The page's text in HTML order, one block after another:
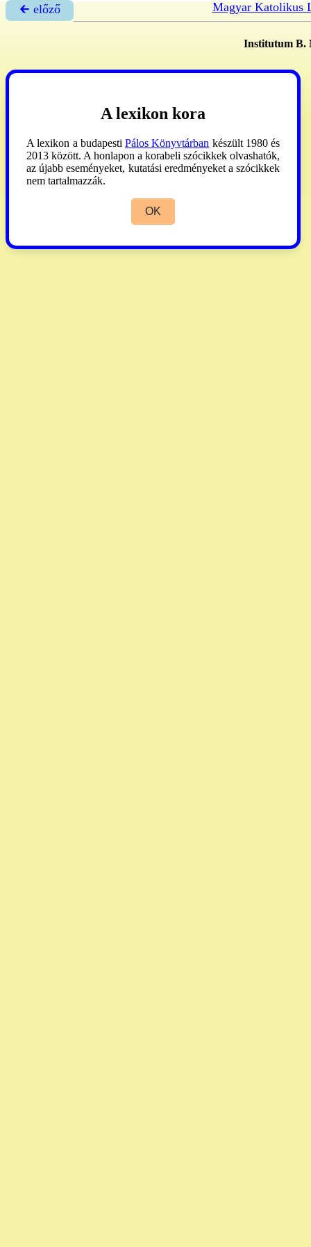
🡰 előző Magyar Katolikus
Institutum B.
A lexikon kora
A lexikon a budapesti Pálos Könyvtárban készült 1980 és
2013 között. A honlapon a korabeli szócikkek olvashatók,
az újabb eseményeket, kutatási eredményeket a szócikkek
nem tartalmazzák.
OK